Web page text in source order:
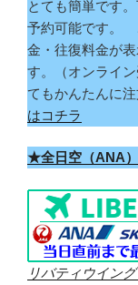
とても簡単です
予約可能です。
金・往復料金が
す。（オンライン
てもかんたんに注
はコチラ
★全日空（ANA）
リバティウイン